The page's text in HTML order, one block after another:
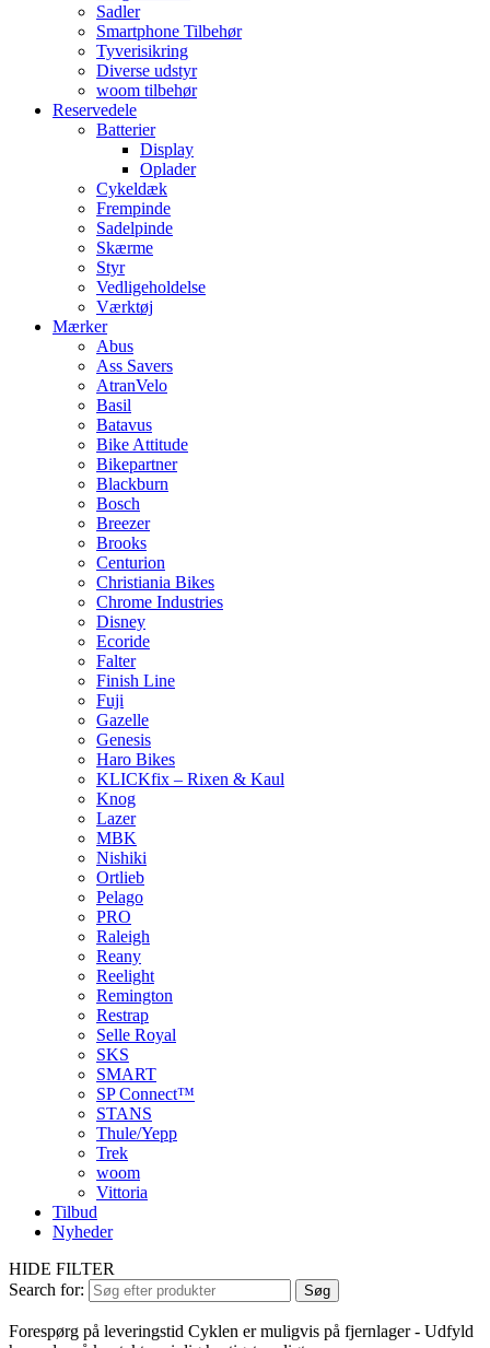
Sadler
Smartphone Tilbehør
Tyverisikring
Diverse udstyr
woom tilbehør
Reservedele
Batterier
Display
Oplader
Cykeldæk
Frempinde
Sadelpinde
Skærme
Styr
Vedligeholdelse
Værktøj
Mærker
Abus
Ass Savers
AtranVelo
Basil
Batavus
Bike Attitude
Bikepartner
Blackburn
Bosch
Breezer
Brooks
Centurion
Christiania Bikes
Chrome Industries
Disney
Ecoride
Falter
Finish Line
Fuji
Gazelle
Genesis
Haro Bikes
KLICKfix – Rixen & Kaul
Knog
Lazer
MBK
Nishiki
Ortlieb
Pelago
PRO
Raleigh
Reany
Reelight
Remington
Restrap
Selle Royal
SKS
SMART
SP Connect™
STANS
Thule/Yepp
Trek
woom
Vittoria
Tilbud
Nyheder
HIDE FILTER
Search for:
Søg
Forespørg på leveringstid Cyklen er muligvis på fjernlager - Udfyld